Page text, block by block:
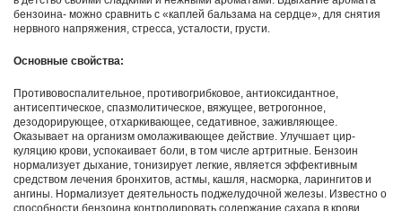
бензоина- можно сравнить с «каплей бальзама на сердце», для снятия
нервного напряжения, стресса, усталости, грусти.
Основные свойства:
Противовоспалительное, противогрибковое, антиоксидантное,
антисептическое, спазмолитическое, вяжущее, ветрогонное,
дезодорирующее, отхаркивающее, седативное, заживляющее.
Оказывает на организм омолаживаю­щее действие. Улучшает цир­
куляцию крови, успокаивает боли, в том числе ар­тритные. Бензоин
нормализует дыхание, тонизирует лег­кие, является эффективным
средством лечения брон­хитов, астмы, кашля, насморка, ларингитов и
анги­ны. Нормализует деятельность поджелу­дочной железы. Известно о
способности бензоина контролировать содержание сахара в крови,